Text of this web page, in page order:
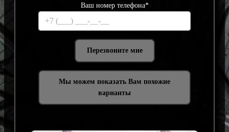
Ваш номер телефона*
Мы можем показать Вам похожие
варианты